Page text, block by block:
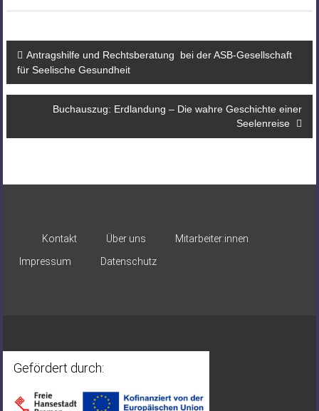
Beitragsnavigation
Antragshilfe und Rechtsberatung bei der ASB-Gesellschaft
für Seelische Gesundheit
Buchauszug: Erdlandung – Die wahre Geschichte einer
Seelenreise
Kontakt Über uns
Mitarbeiter:innen
Impressum
Datenschutz
Gefördert durch: